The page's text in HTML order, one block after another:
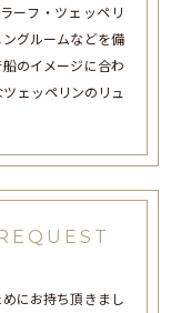
ーフ・ツェッペリ
グルームなどを備
のイメージに合わ
ェッペリンのリュ
にお持ち頂きまし